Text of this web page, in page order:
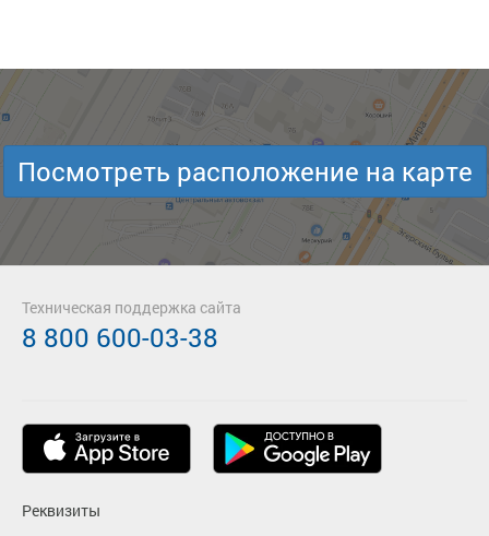
Посмотреть расположение на карте
Реквизиты
Техническая поддержка сайта
8 800 600-03-38